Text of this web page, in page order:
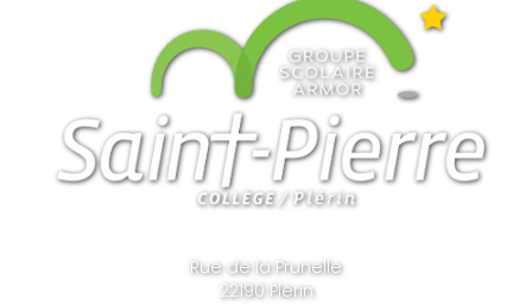
Rue de la Prunelle
22190 Plérin